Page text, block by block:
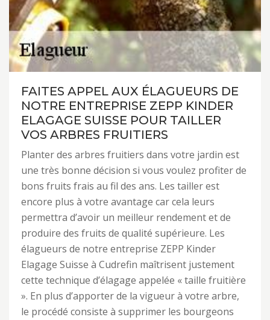
FAITES APPEL AUX ÉLAGUEURS DE
NOTRE ENTREPRISE ZEPP KINDER
ELAGAGE SUISSE POUR TAILLER
VOS ARBRES FRUITIERS
Planter des arbres fruitiers dans votre jardin est
une très bonne décision si vous voulez profiter de
bons fruits frais au fil des ans. Les tailler est
encore plus à votre avantage car cela leurs
permettra d’avoir un meilleur rendement et de
produire des fruits de qualité supérieure. Les
élagueurs de notre entreprise ZEPP Kinder
Elagage Suisse à Cudrefin maîtrisent justement
cette technique d’élagage appelée « taille fruitière
». En plus d’apporter de la vigueur à votre arbre,
le procédé consiste à supprimer les bourgeons